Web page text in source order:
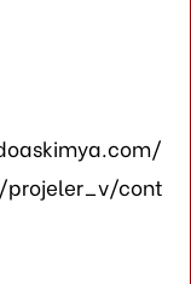
cont